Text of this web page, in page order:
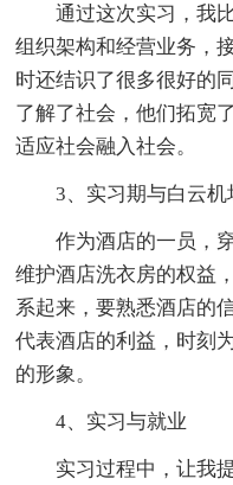
通过这次实习，我
组织架构和经营业务，
时还结识了很多很好的
了解了社会，他们拓宽
适应社会融入社会。
3、实习期与白云
作为酒店的一员，
维护酒店洗衣房的权益
系起来，要熟悉酒店的
代表酒店的利益，时刻
的形象。
4、实习与就业
实习过程中，让我